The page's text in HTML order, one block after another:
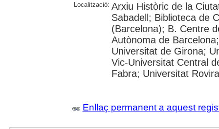
Localització: Arxiu Històric de la
Sabadell; Biblioteca de
(Barcelona); B. Centre
Autònoma de
Universitat de Girona;
Vic-Universitat Central
Fabra; Universitat
Enllaç permanent a aquest